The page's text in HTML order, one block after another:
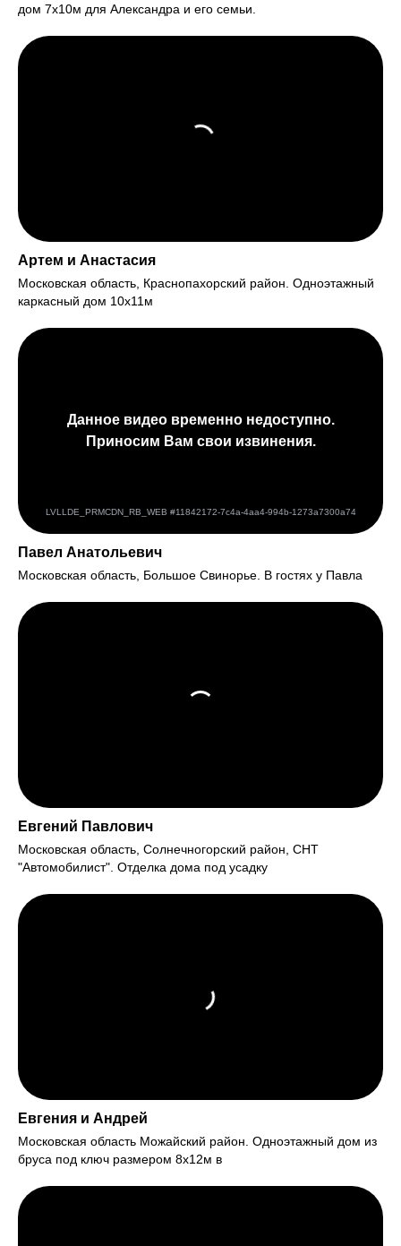
дом 7х10м для Александра и его семьи.
Артем и Анастасия
Московская область, Краснопахорский район. Одноэтажный
каркасный дом 10х11м
Павел Анатольевич
Московская область, Большое Свинорье. В гостях у Павла
Евгений Павлович
Московская область, Солнечногорский район, СНТ
"Автомобилист". Отделка дома под усадку
Евгения и Андрей
Московская область Можайский район. Одноэтажный дом из
бруса под ключ размером 8х12м в